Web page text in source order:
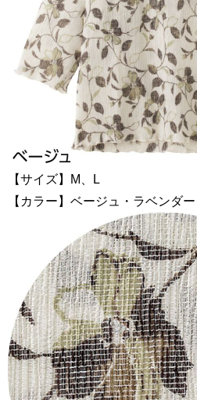
【サイズ】M、L
【カラー】ベージュ・ラベンダ